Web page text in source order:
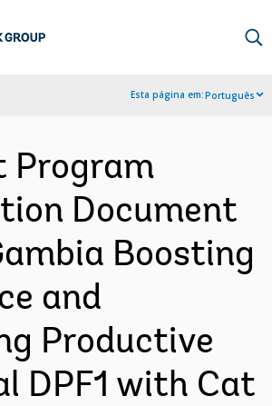
Esta página em:Português
Program
Document
Boosting
and
Productive
DPF1 with Cat